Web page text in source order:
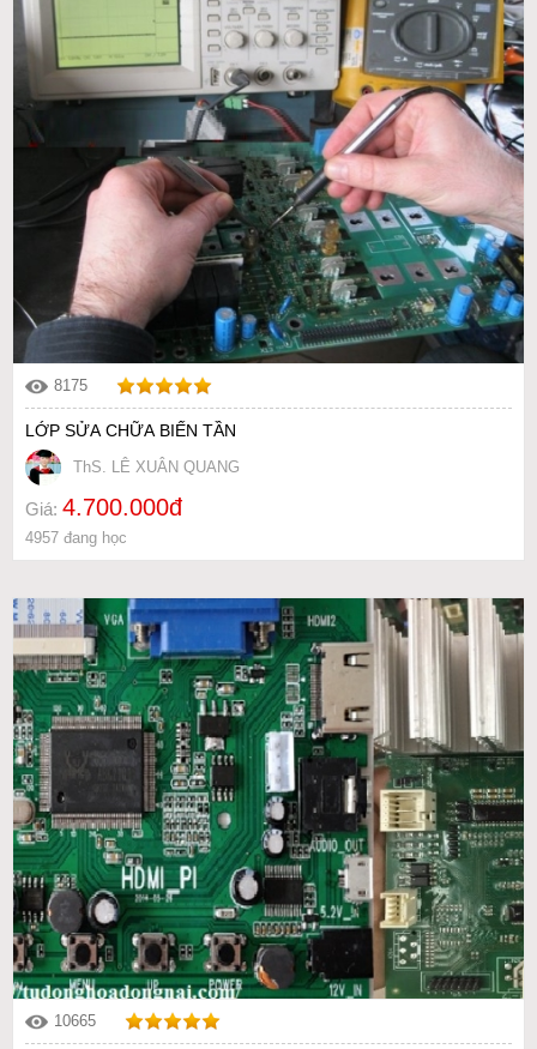
8175
LỚP SỬA CHỮA BIẾN TẦN
ThS. LÊ XUÂN QUANG
Giá: 4.700.000đ
4957 đang học
10665